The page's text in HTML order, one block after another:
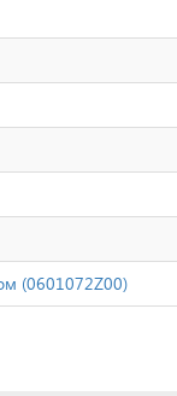
(0601072Z00)